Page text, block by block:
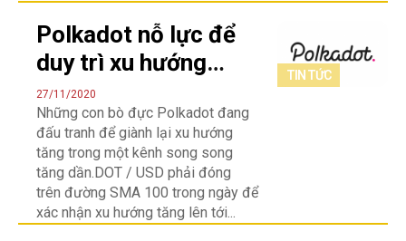
TIN TỨC
Polkadot nỗ lực để
duy trì xu hướng
tăng sau khi giảm
33%
27/11/2020
Những con bò đực Polkadot đang
đấu tranh để giành lại xu hướng
tăng trong một kênh song song
tăng dần.DOT / USD phải đóng
trên đường SMA 100 trong ngày để
xác nhận xu hướng tăng lên tới...